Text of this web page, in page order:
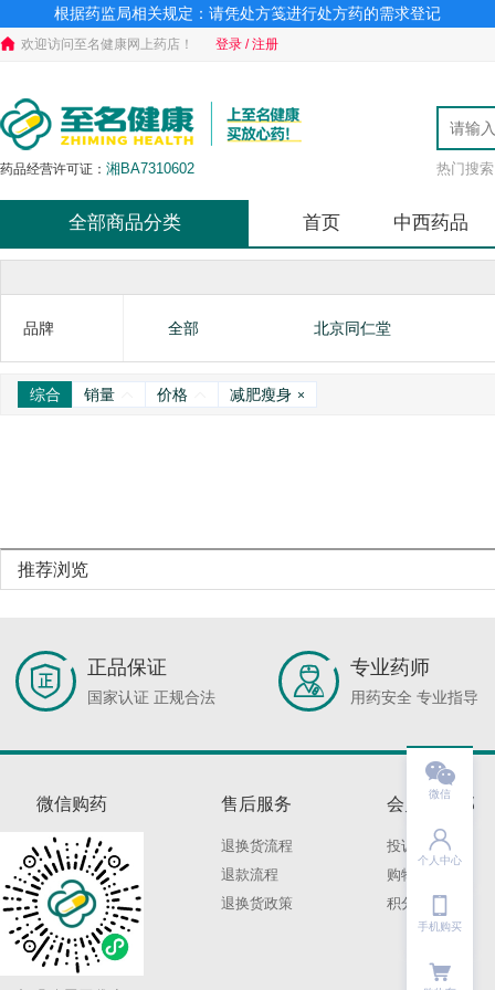
根据药监局相关规定：请凭处方笺进行处方药的需求登记
欢迎访问至名健康网上药店！ 登录 / 注册
热门搜
药品经营许可证： 湘BA7310602
首页 中西药品
全部商品分类
品牌 全部 北京同仁堂
综合 销量 价格 减肥瘦身 ×
推荐浏览
正品保证
国家认证 正规合法
专业药师
用药安全 专业指导
微信购药 售后服务
退换货流程
退款流程
退换货政策
会员俱乐部
投诉建议
购物保障
积分规则

微信

个人中心

手机购买